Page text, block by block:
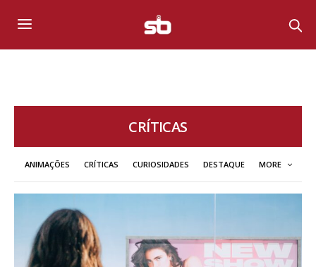
CRÍTICAS
ANIMAÇÕES CRÍTICAS CURIOSIDADES DESTAQUE MORE